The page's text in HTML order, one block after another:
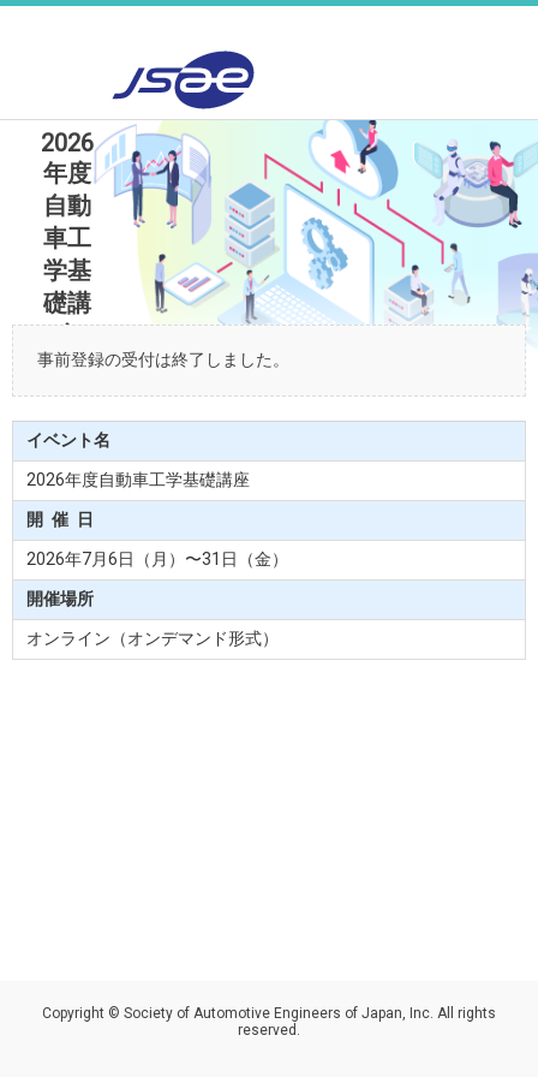
2026
年度
自動
車工
学基
礎講
座
事前登録の受付は終了しました。
イベント名
2026年度自動車工学基礎講座
開催 日
2026年7⽉6⽇（⽉）〜31日（⾦）
開催場所
オンライン（オンデマンド形式）
Copyright © Society of Automotive Engineers of Japan, Inc. All rights
reserved.